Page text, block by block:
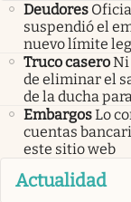
Deudores
suspendió el
nuevo límite
Truco caseroNi
de eliminar el
de la ducha
EmbargosLo
cuentas
este sitio web
Actualidad